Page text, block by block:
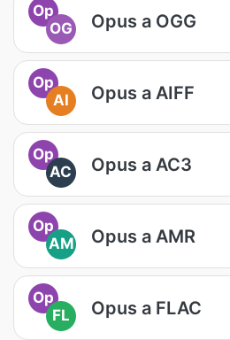
Op
OG
Opus a OGG
Op
AI
Opus a AIFF
Op
AC
Opus a AC3
Op
AM
Opus a AMR
Op
FL
Opus a FLAC